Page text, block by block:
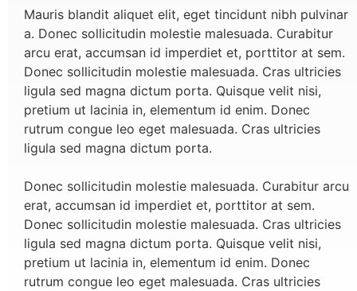
Mauris blandit aliquet elit, eget tincidunt nibh pulvinar
a. Donec sollicitudin molestie malesuada. Curabitur
arcu erat, accumsan id imperdiet et, porttitor at sem.
Donec sollicitudin molestie malesuada. Cras ultricies
ligula sed magna dictum porta. Quisque velit nisi,
pretium ut lacinia in, elementum id enim. Donec
rutrum congue leo eget malesuada. Cras ultricies
ligula sed magna dictum porta.
Donec sollicitudin molestie malesuada. Curabitur arcu
erat, accumsan id imperdiet et, porttitor at sem.
Donec sollicitudin molestie malesuada. Cras ultricies
ligula sed magna dictum porta. Quisque velit nisi,
pretium ut lacinia in, elementum id enim. Donec
rutrum congue leo eget malesuada. Cras ultricies